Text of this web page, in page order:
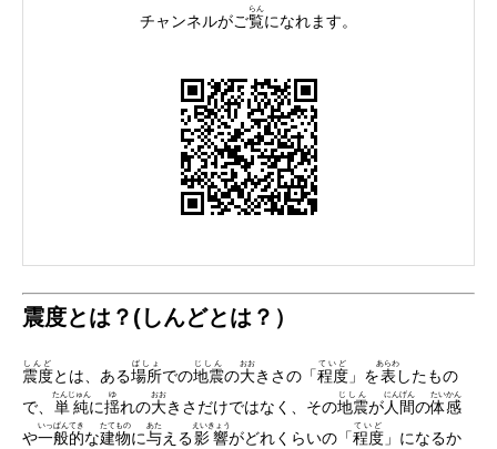
チャンネルがご覧
らん
になれます。
震度とは？(しんどとは？）
震度
しんど
とは、ある場所
ばしょ
での地震
じしん
の大
おお
きさの「程度
ていど
」を表
あらわ
したもの
で、 単純
たんじゅん
に揺
ゆ
れの大
おお
きさだけではなく、その地震
じしん
が人間
にんげん
の体感
たいかん
や一般的
いっぱんてき
な建物
たてもの
に与
あた
える影響
えいきょう
がどれくらいの「程度
ていど
」になるか